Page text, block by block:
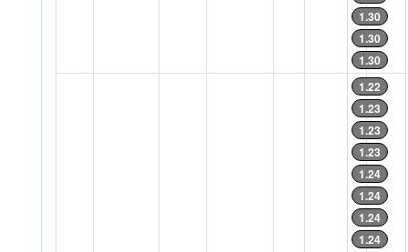
1.30
1.30
1.30
1.22
1.23
1.23
1.23
1.24
1.24
1.24
1.24